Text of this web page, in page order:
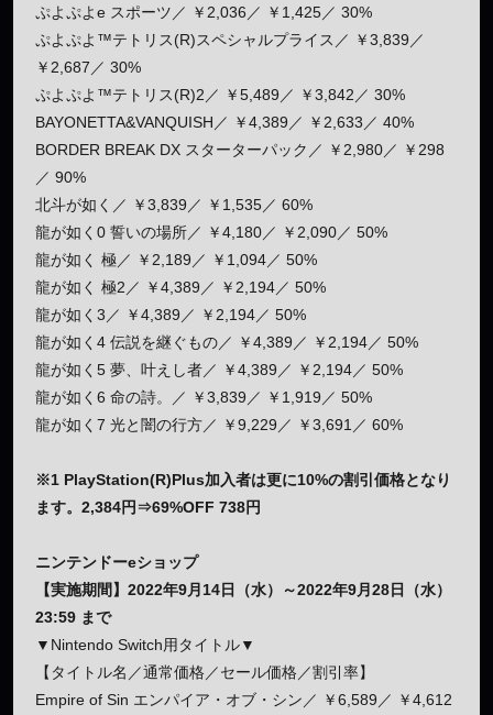
ぷよぷよe スポーツ／ ￥2,036／ ￥1,425／ 30%
ぷよぷよ™テトリス(R)スペシャルプライス／ ￥3,839／
￥2,687／ 30%
ぷよぷよ™テトリス(R)2／ ￥5,489／ ￥3,842／ 30%
BAYONETTA&VANQUISH／ ￥4,389／ ￥2,633／ 40%
BORDER BREAK DX スターターパック／ ￥2,980／ ￥298
／ 90%
北斗が如く／ ￥3,839／ ￥1,535／ 60%
龍が如く0 誓いの場所／ ￥4,180／ ￥2,090／ 50%
龍が如く 極／ ￥2,189／ ￥1,094／ 50%
龍が如く 極2／ ￥4,389／ ￥2,194／ 50%
龍が如く3／ ￥4,389／ ￥2,194／ 50%
龍が如く4 伝説を継ぐもの／ ￥4,389／ ￥2,194／ 50%
龍が如く5 夢、叶えし者／ ￥4,389／ ￥2,194／ 50%
龍が如く6 命の詩。／ ￥3,839／ ￥1,919／ 50%
龍が如く7 光と闇の行方／ ￥9,229／ ￥3,691／ 60%
※1 PlayStation(R)Plus加入者は更に10%の割引価格となり
ます。2,384円⇒69%OFF 738円
ニンテンドーeショップ
【実施期間】2022年9月14日（水）～2022年9月28日（水）
23:59 まで
▼Nintendo Switch用タイトル▼
【タイトル名／通常価格／セール価格／割引率】
Empire of Sin エンパイア・オブ・シン／ ￥6,589／ ￥4,612